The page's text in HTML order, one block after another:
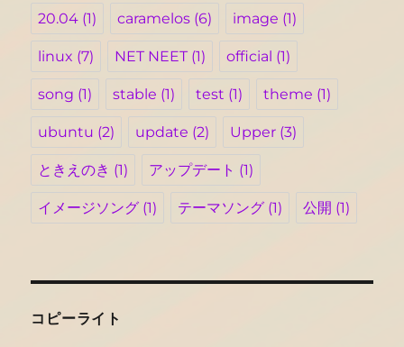
20.04 (1) caramelos (6) image (1)
linux (7) NET NEET (1) official (1)
song (1) stable (1) test (1) theme (1)
ubuntu (2) update (2) Upper (3)
ときえのき (1) アップデート (1)
イメージソング (1) テーマソング (1) 公開 (1)
コピーライト